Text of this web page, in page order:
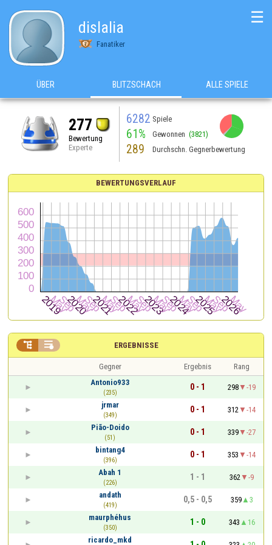
dislalia
Fanatiker
☰
ÜBER BLITZSCHACH ALLE SPIELE
277
Bewertung
Experte
6282 Spiele
61% Gewonnen (3821)
289 Durchschn. Gegnerbewertung
BEWERTUNGSVERLAUF
ERGEBNISSE
 
Gegner Ergebnis
Rang
Antonio933
(235)
0 - 1 298
-19
jrmar
(349)
0 - 1 312
-14
Pião-Doido
(51)
0 - 1 339
-27
bintang4
(396)
0 - 1 353
-14
Abah 1
(226)
1 - 1 362
-9
andath
(419)
0,5 - 0,5 359
3
maurphéhus
(350)
1 - 0 343
16
ricardo_mkd